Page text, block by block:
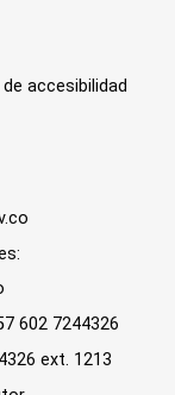
accesibilidad
602 7244326
ext. 1213